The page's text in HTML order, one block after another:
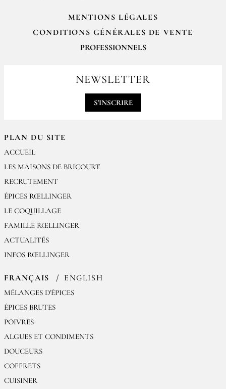
PLAN DU SITE
ACCUEIL
LES MAISONS DE BRICOURT
RECRUTEMENT
ÉPICES RŒLLINGER
LE COQUILLAGE
FAMILLE RŒLLINGER
ACTUALITÉS
INFOS RŒLLINGER
FRANÇAIS ENGLISH
MÉLANGES D'ÉPICES
ÉPICES BRUTES
POIVRES
ALGUES ET CONDIMENTS
DOUCEURS
COFFRETS
CUISINER
MENTIONS LÉGALES
CONDITIONS GÉNÉRALES DE VENTE
PROFESSIONNELS
contact@epices-roellinger.comNEWSLETTER
S'INSCRIRE